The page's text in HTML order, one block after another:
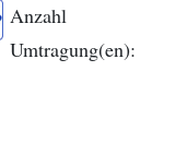
Anzahl
Umtragung(en):